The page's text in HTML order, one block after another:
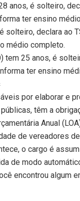
anos, é solteiro,
ter ensino
solteiro, declara ao
médio completo.
tem 25 anos, é
ter ensino
por elaborar e
têm a
Anual
de vereadores
o cargo é
de modo
encontrou algum